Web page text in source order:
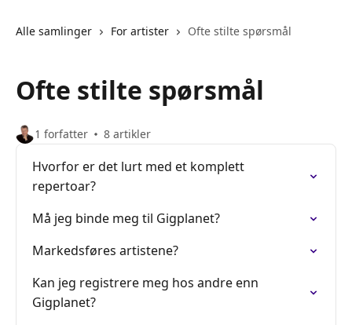
Alle samlinger For artister Ofte stilte spørsmål
Ofte stilte spørsmål
1 forfatter 8 artikler
Hvorfor er det lurt med et komplett
repertoar?
Må jeg binde meg til Gigplanet?
Markedsføres artistene?
Kan jeg registrere meg hos andre enn
Gigplanet?